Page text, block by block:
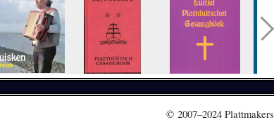
© 2007–2024 Plattmakers